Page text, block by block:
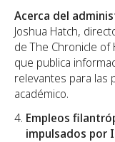
Acerca del
Joshua Hatch,
de The Chronicle of
que publica
relevantes para las
académico.
Empleos
impulsados por